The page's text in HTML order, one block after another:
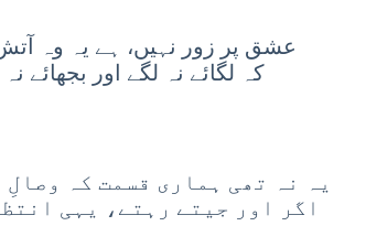
عشق پر زور نہیں، ہے یہ وہ
کہ لگائے نہ لگے اور بجھائے نہ
یہ نہ تھی ہماری قسمت کہ وصالِ
اگر اور جیتے رہتے، یہی